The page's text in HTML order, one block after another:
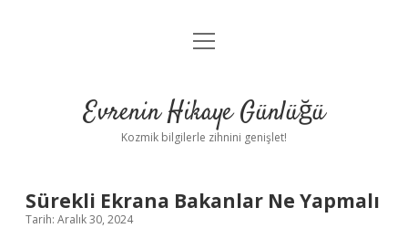
Anasayfa
Yasal Uyarı
menüyü
Evrenin Hikaye Günlüğü
Kozmik bilgilerle zihnini genişlet!
Sürekli Ekrana Bakanlar Ne Yapmalı
Tarih: Aralık 30, 2024